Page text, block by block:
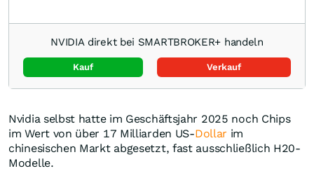
NVIDIA direkt bei SMARTBROKER+ handeln
Kauf Verkauf
Nvidia selbst hatte im Geschäftsjahr 2025 noch Chips
im Wert von über 17 Milliarden US-Dollar im
chinesischen Markt abgesetzt, fast ausschließlich H20-
Modelle.